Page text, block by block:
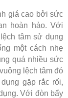
giá cao bởi sức
hoàn hảo. Với
tâm sử dụng
một cách nhẹ
quá nhiều sức
lệch tâm đó
gặp rắc rối,
Với đòn bẩy